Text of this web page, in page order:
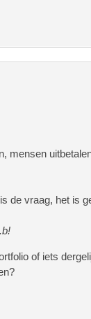
mensen
de vraag, het is
of iets